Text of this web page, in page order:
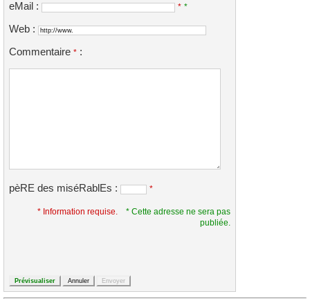
eMail : * *
Web :
Commentaire * :
pèRE des miséRablEs : *
* Information requise.
* Cette adresse ne sera pas
publiée.